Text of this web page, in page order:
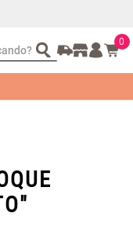
0